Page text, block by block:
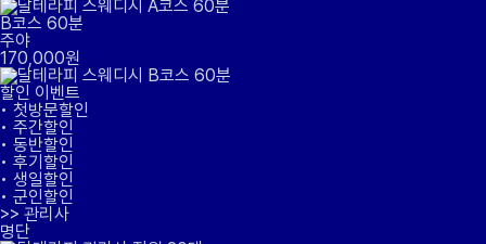
B코스 60분
주야
170,000원
할인 이벤트
• 첫방문할인
• 주간할인
• 동반할인
• 후기할인
• 생일할인
• 군인할인
>> 관리사
명단